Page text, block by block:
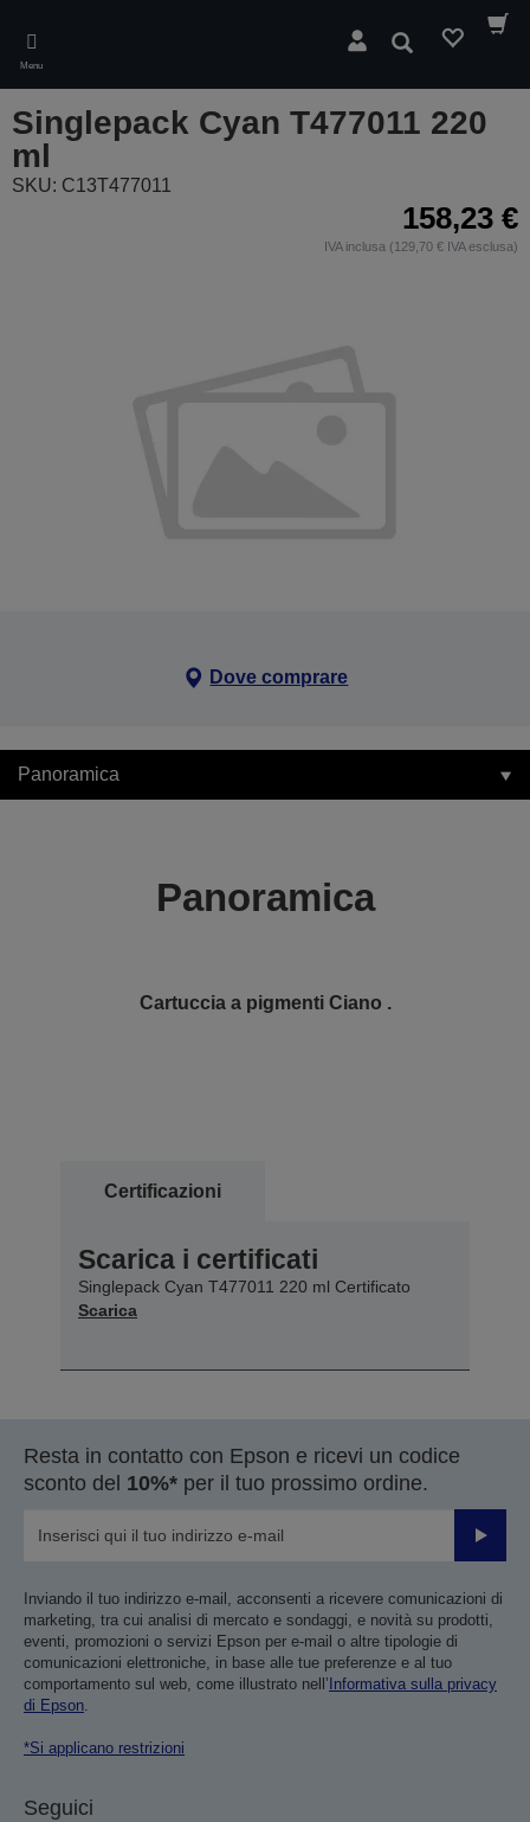
main
content
Menu
Cerca
Singlepack Cyan T477011 220
ml
SKU: C13T477011
158,23 €
IVA inclusa (129,70 € IVA esclusa)
Dove comprare
Panoramica
Panoramica
Cartuccia a pigmenti Ciano .
Certificazioni
Scarica i certificati
Singlepack Cyan T477011 220 ml Certificato
Scarica
Resta in contatto con Epson e ricevi un codice
sconto del 10%* per il tuo prossimo ordine.
Invia
Inviando il tuo indirizzo e-mail, acconsenti a ricevere comunicazioni di
marketing, tra cui analisi di mercato e sondaggi, e novità su prodotti,
eventi, promozioni o servizi Epson per e-mail o altre tipologie di
comunicazioni elettroniche, in base alle tue preferenze e al tuo
comportamento sul web, come illustrato nell’Informativa sulla privacy
di Epson
*Si applicano restrizioni
Seguici